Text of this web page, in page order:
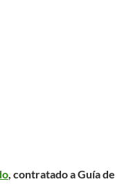
, contratado aGuía de